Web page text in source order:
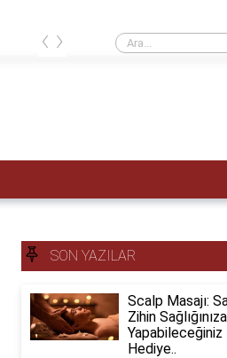
Adet hemen nasıl sökülür?
‹ ›
SON YAZILAR
Scalp Masajı:
Zihin Sağlığınıza
Yapabileceğiniz
Hediye..